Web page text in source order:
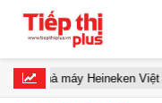
máy Heineken Việt Nam ở